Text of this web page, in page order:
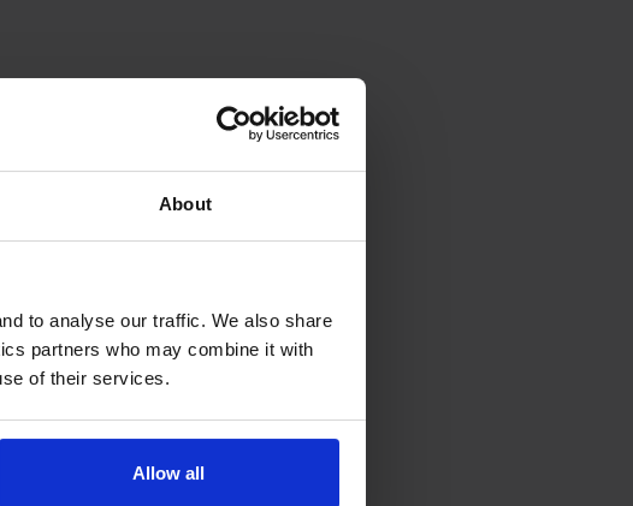
About
to analyse our traffic. We also share
partners who may combine it with
of their services.
Allow all